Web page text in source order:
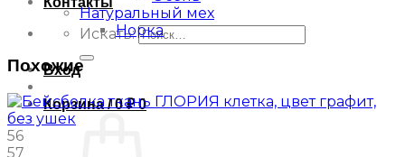
Искать:
Вход
Корзина /0₽ 0
Натуральный мех
Норка
Похожие
56
57